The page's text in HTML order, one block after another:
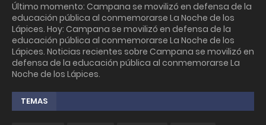
Último momento: Campana se movilizó en defensa de la
educación pública al conmemorarse La Noche de los
Lápices. Hoy: Campana se movilizó en defensa de la
educación pública al conmemorarse La Noche de los
Lápices. Noticias recientes sobre Campana se movilizó en
defensa de la educación pública al conmemorarse La
Noche de los Lápices.
TEMAS